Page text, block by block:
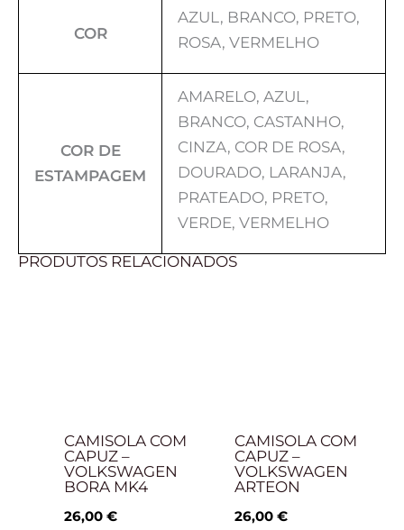
COR
AZUL, BRANCO, PRETO,
ROSA, VERMELHO
COR DE
ESTAMPAGEM
AMARELO, AZUL,
BRANCO, CASTANHO,
CINZA, COR DE ROSA,
DOURADO, LARANJA,
PRATEADO, PRETO,
VERDE, VERMELHO
PRODUTOS RELACIONADOS
CAMISOLA COM
CAPUZ –
VOLKSWAGEN
BORA MK4
26,00 €
CAMISOLA COM
CAPUZ –
VOLKSWAGEN
ARTEON
26,00 €